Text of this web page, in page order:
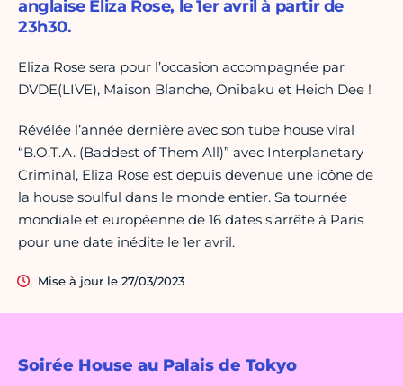
Soirée House au Palais de Tokyo
anglaise Eliza Rose, le 1er avril à partir de
23h30.
Eliza Rose sera pour l’occasion accompagnée par
DVDE(LIVE), Maison Blanche, Onibaku et Heich Dee !
Révélée l’année dernière avec son tube house viral
“B.O.T.A. (Baddest of Them All)” avec Interplanetary
Criminal, Eliza Rose est depuis devenue une icône de
la house soulful dans le monde entier. Sa tournée
mondiale et européenne de 16 dates s’arrête à Paris
pour une date inédite le 1er avril.
Mise à jour le 27/03/2023